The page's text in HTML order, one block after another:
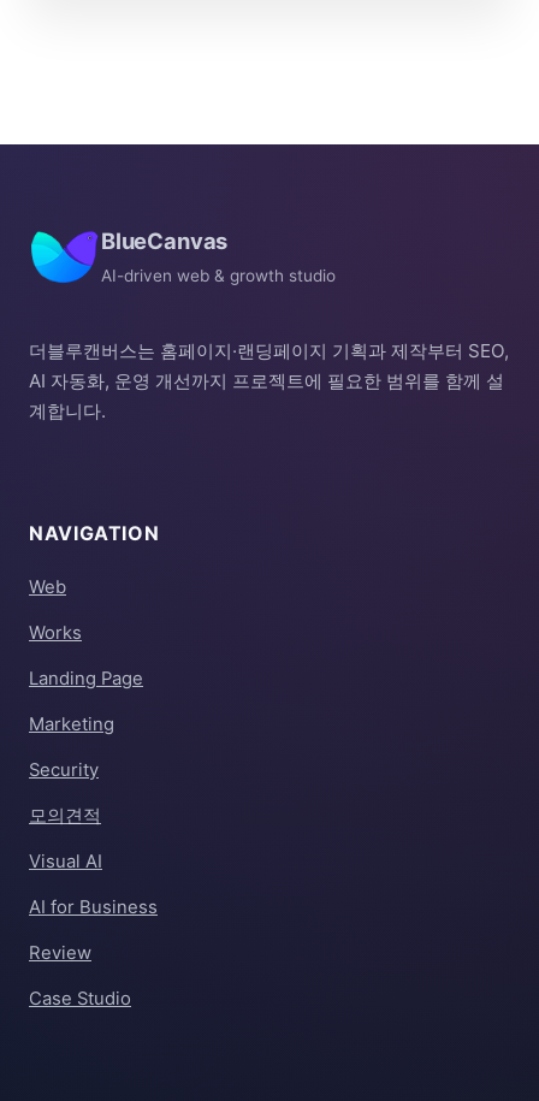
BlueCanvas
AI-driven web & growth studio
더블루캔버스는 홈페이지·랜딩페이지 기획과 제작부터 SEO,
AI 자동화, 운영 개선까지 프로젝트에 필요한 범위를 함께 설
계합니다.
NAVIGATION
Web
Works
Landing Page
Marketing
Security
모의견적
Visual AI
AI for Business
Review
Case Studio